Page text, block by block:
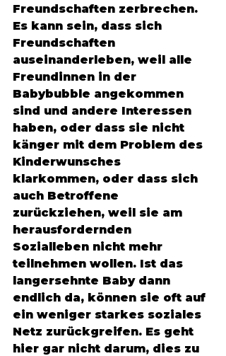
Freundschaften zerbrechen.
Es kann sein, dass sich
Freundschaften
auseinanderleben, weil alle
Freundinnen in der
Babybubble angekommen
sind und andere Interessen
haben, oder dass sie nicht
känger mit dem Problem des
Kinderwunsches
klarkommen, oder dass sich
auch Betroffene
zurückziehen, weil sie am
herausfordernden
Sozialleben nicht mehr
teilnehmen wollen. Ist das
langersehnte Baby dann
endlich da, können sie oft auf
ein weniger starkes soziales
Netz zurückgreifen. Es geht
hier gar nicht darum, dies zu